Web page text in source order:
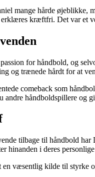
mange hårde øjeblikke,
kræftfri. Det var et
for håndbold, og
og trænede hårdt for at
comeback som
andre håndboldspillere og
tilbage til håndbold har
hinanden i deres
væsentlig kilde til styrke